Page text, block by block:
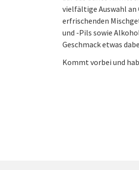
vielfältige Auswahl an
erfrischenden
und -Pils sowie
Geschmack etwas
Kommt vorbei und